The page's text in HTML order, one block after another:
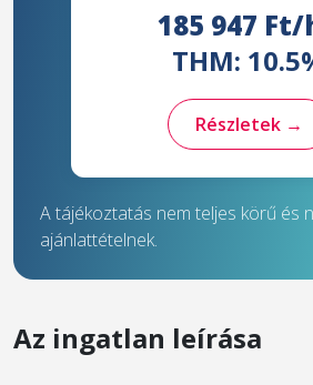
185 947 Ft/
THM:
Részletek →
A tájékoztatás nem teljes körű és
ajánlattételnek.
Az ingatlan leírása